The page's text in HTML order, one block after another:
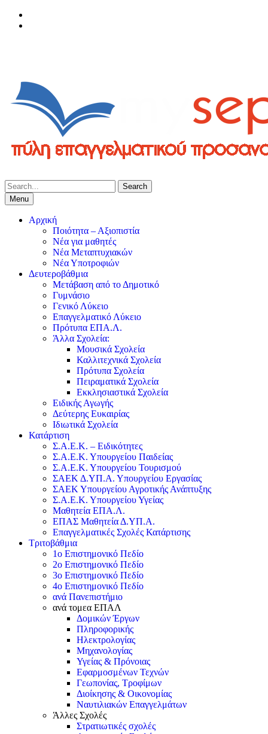
Skip
Search
for:Menu
Αρχική
Ποιότητα – Αξιοπιστία
Νέα για μαθητές
Νέα Μεταπτυχιακών
Νέα Υποτροφιών
Δευτεροβάθμια
Μετάβαση από το Δημοτικό
Γυμνάσιο
Γενικό Λύκειο
Επαγγελματικό Λύκειο
Πρότυπα ΕΠΑ.Λ.
Άλλα Σχολεία:
Μουσικά Σχολεία
Καλλιτεχνικά Σχολεία
Πρότυπα Σχολεία
Πειραματικά Σχολεία
Εκκλησιαστικά Σχολεία
Ειδικής Αγωγής
Δεύτερης Ευκαιρίας
Ιδιωτικά Σχολεία
Κατάρτιση
Σ.Α.Ε.Κ. – Ειδικότητες
Σ.Α.Ε.Κ. Υπουργείου Παιδείας
Σ.Α.Ε.Κ. Υπουργείου Τουρισμού
ΣΑΕΚ Δ.ΥΠ.Α. Υπουργείου Εργασίας
ΣΑΕΚ Υπουργείου Αγροτικής Ανάπτυξης
Σ.Α.Ε.Κ. Υπουργείου Υγείας
Μαθητεία ΕΠΑ.Λ.
ΕΠΑΣ Μαθητεία Δ.ΥΠ.Α.
Επαγγελματικές Σχολές Κατάρτισης
Τριτοβάθμια
1ο Επιστημονικό Πεδίο
2ο Επιστημονικό Πεδίο
3ο Επιστημονικό Πεδίο
4ο Επιστημονικό Πεδίο
ανά Πανεπιστήμιο
ανά τομεα ΕΠΑΛ
Δομικών Έργων
Πληροφορικής
Ηλεκτρολογίας
Μηχανολογίας
Υγείας & Πρόνοιας
Εφαρμοσμένων Τεχνών
Γεωπονίας, Τροφίμων
Διοίκησης & Οικονομίας
Ναυτιλιακών Επαγγελμάτων
Άλλες Σχολές
Στρατιωτικές σχολές